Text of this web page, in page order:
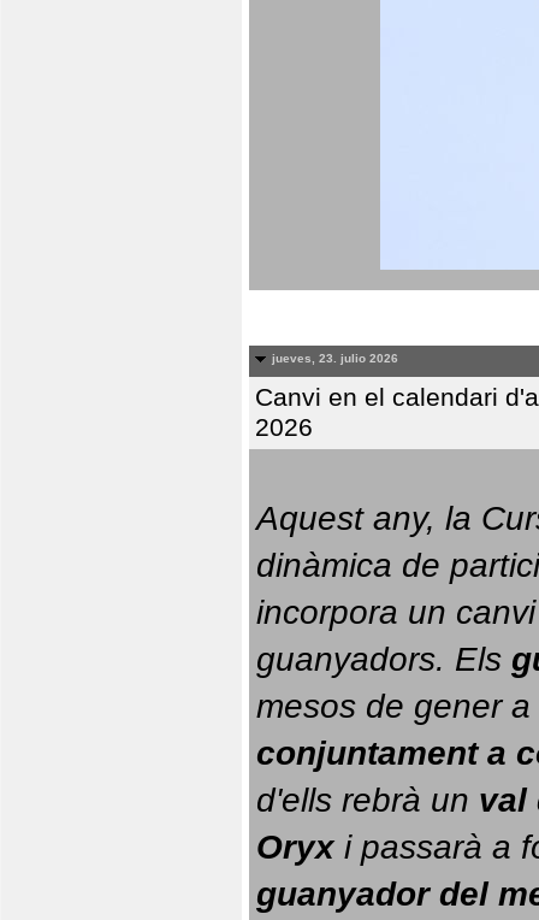
jueves, 23. julio 2026
Canvi en el calendari
2026
Aquest any, la
dinàmica de
incorpora un
guanyadors. Els
conjuntament a
d'ells rebrà un val
Oryx i passarà a
guanyador del